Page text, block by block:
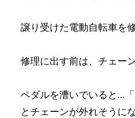
譲り受けた電動自転車を
修理に出す前は、チェー
ペダルを漕いでいると…
とチェーンが外れそうに